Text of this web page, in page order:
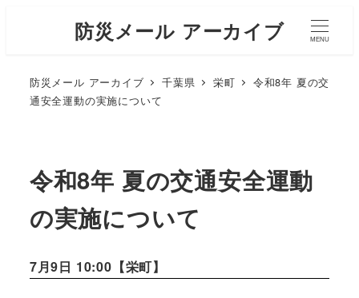
防災メール アーカイブ MENU
防災メール アーカイブ 千葉県 栄町
令和8年 夏の交
通安全運動の実施について
令和8年 夏の交通安全運動
の実施について
7月9日 10:00【栄町】